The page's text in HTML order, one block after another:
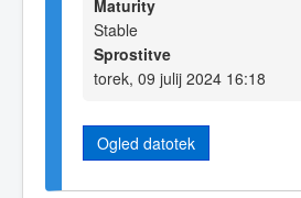
Maturity
Stable
Sprostitve
torek, 09 julij 2024 16:18
Ogled datotek